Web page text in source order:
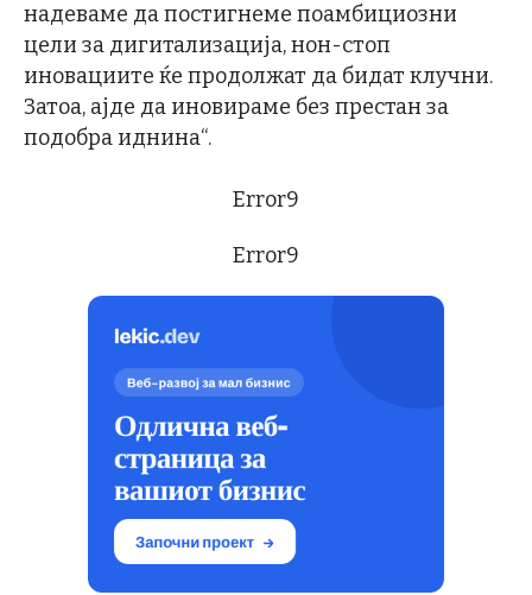
надеваме да постигнеме поамбициозни
цели за дигитализација, нон-стоп
иновациите ќе продолжат да бидат клучни.
Затоа, ајде да иновираме без престан за
подобра иднина“.
Error9
Error9